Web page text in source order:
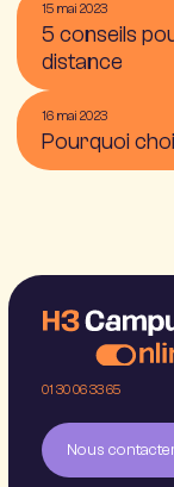
15 mai 2023
5 conseils
distance
16 mai 2023
Pourquoi
01 30 06 33 65
Nous